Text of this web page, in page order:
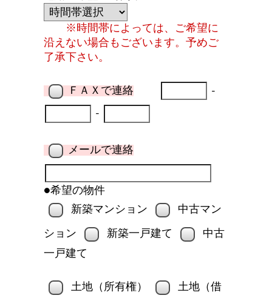
※時間帯によっては、ご希望に
沿えない場合もございます。予めご
了承下さい。
ＦＡＸで連絡 -
-
メールで連絡
●希望の物件
新築マンション
中古マン
ション 新築一戸建て
中古
一戸建て
土地（所有権） 土地（借